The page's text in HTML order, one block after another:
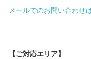
メールでのお問い合わせ
【ご対応エリア】